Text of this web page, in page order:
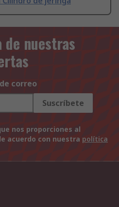
nuestras
correo
Suscríbete
nos proporciones al
acuerdo con nuestra política